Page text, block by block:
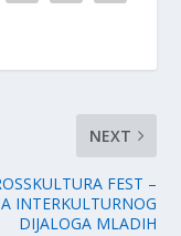
NEXT
FEST –
INTERKULTURNOG
DIJALOGA MLADIH